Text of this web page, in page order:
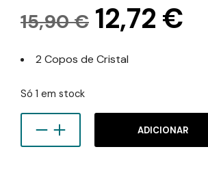
15,90€ O
original
15,90 €.
12,72 €
2 Copos de Cristal
Só 1 em stock
ADICIONAR